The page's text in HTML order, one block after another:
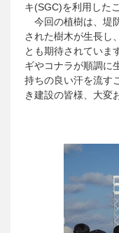
キ(SGC)を利用した
今回の植樹は、堤
された樹木が生長し
とも期待されていま
ギやコナラが順調に
持ちの良い汗を流す
き建設の皆様、大変